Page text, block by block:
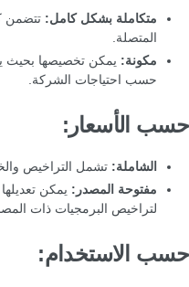
متكاملة بشكل كامل: تتضمن
المتصلة.
مكونة: يمكن تخصيصها بحيث
حسب احتياجات الشركة.
حسب الأسعار:
الشاملة: تشمل التراخيص
مفتوحة المصدر: يمكن
لتراخيص البرمجيات ذات
حسب الاستخدام: